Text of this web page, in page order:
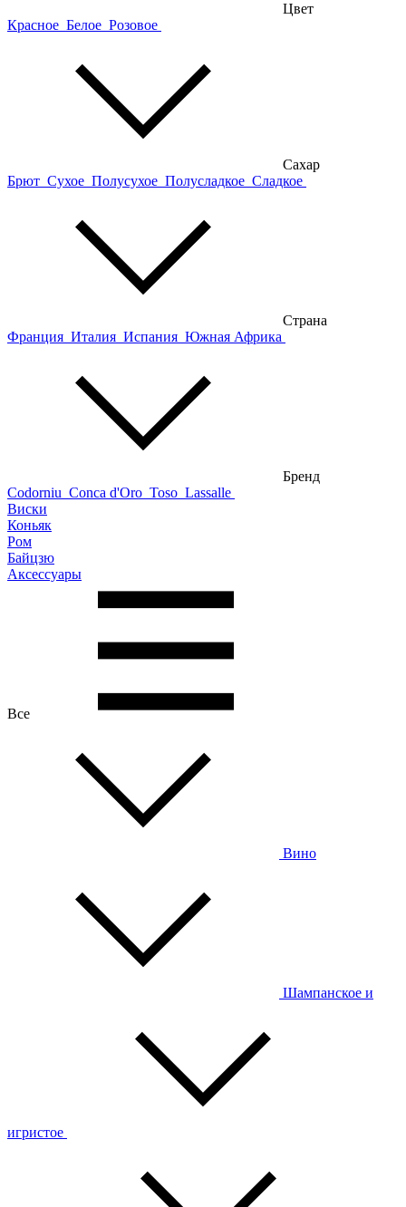
Цвет
Красное Белое Розовое
Сахар
Брют Сухое Полусухое Полусладкое Сладкое
Страна
Франция Италия Испания Южная Африка
Бренд
Codorniu Conca d'Oro Toso Lassalle
Виски
Коньяк
Ром
Байцзю
Аксессуары
Все
Вино
Шампанское и
игристое